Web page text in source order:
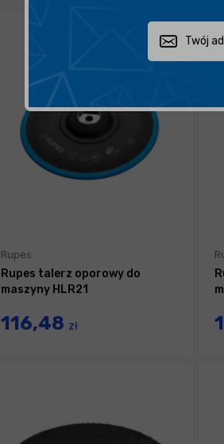
Rupes
Rupes talerz oporowy do
maszyny HLR21
116,48 zł